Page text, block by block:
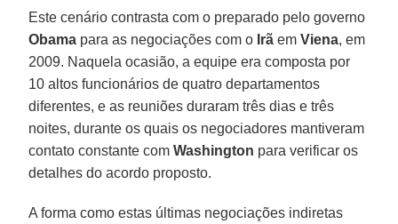
Este cenário contrasta com o preparado pelo governo
Obama para as negociações com o Irã emViena, em
2009. Naquela ocasião, a equipe era composta por
10 altos funcionários de quatro departamentos
diferentes, e as reuniões duraram três dias e três
noites, durante os quais os negociadores mantiveram
contato constante comWashington para verificar os
detalhes do acordo proposto.
A forma como estas últimas negociações indiretas